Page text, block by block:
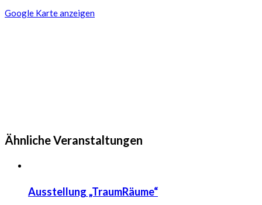
Google Karte anzeigen
Ähnliche Veranstaltungen
Ausstellung „TraumRäume“